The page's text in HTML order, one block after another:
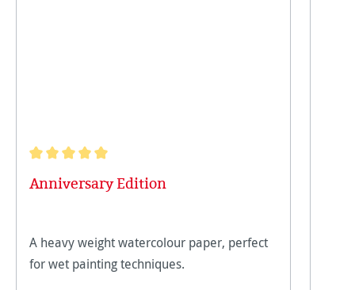
Anniversary Edition
A heavy weight watercolour paper, perfect
for wet painting techniques.